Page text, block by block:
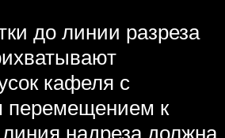
до линии разреза
кафеля с
перемещением к
надреза должна